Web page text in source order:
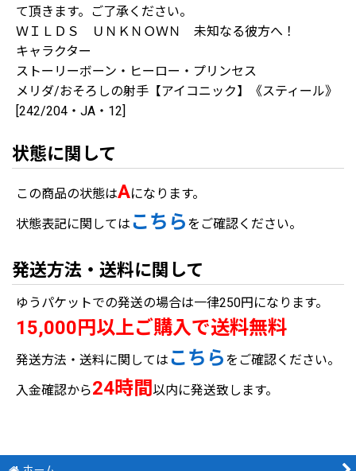
て頂きます。ご了承ください。
ＷＩＬＤＳ ＵＮＫＮＯＷＮ 未知なる彼方へ！
キャラクター
ストーリーボーン・ヒーロー・プリンセス
メリダ/おそろしの射手【アイコニック】《スティール》
[242/204・JA・12]
状態に関して
この商品の状態はAになります。
状態表記に関しては こちら をご確認ください。
発送方法・送料に関して
ゆうパケットでの発送の場合は一律250円になります。
15,000円以上ご購入で送料無料
発送方法・送料に関しては こちら をご確認ください。
入金確認から24時間 以内に発送致します。